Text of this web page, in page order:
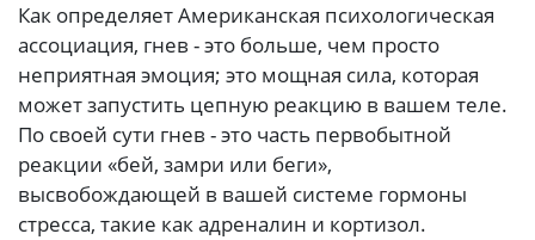
Как определяет Американская психологическая
ассоциация, гнев - это больше, чем просто
неприятная эмоция; это мощная сила, которая
может запустить цепную реакцию в вашем теле.
По своей сути гнев - это часть первобытной
реакции «бей, замри или беги»,
высвобождающей в вашей системе гормоны
стресса, такие как адреналин и кортизол.